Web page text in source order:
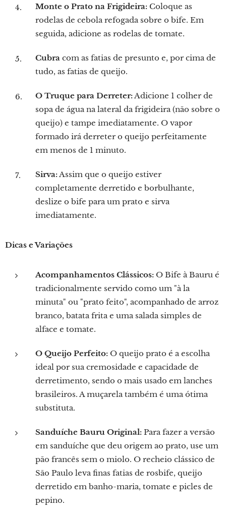
Monte o Prato na Frigideira: Coloque as
rodelas de cebola refogada sobre o bife. Em
seguida, adicione as rodelas de tomate.
Cubra com as fatias de presunto e, por cima de
tudo, as fatias de queijo.
O Truque para Derreter:Adicione 1 colher de
sopa de água na lateral da frigideira (não sobre o
queijo) e tampe imediatamente. O vapor
formado irá derreter o queijo perfeitamente
em menos de 1 minuto.
Sirva:Assim que o queijo estiver
completamente derretido e borbulhante,
deslize o bife para um prato e sirva
imediatamente.
Dicas e Variações
Acompanhamentos Clássicos: O Bife à Bauru é
tradicionalmente servido como um "à la
minuta" ou "prato feito", acompanhado de arroz
branco, batata frita e uma salada simples de
alface e tomate.
O Queijo Perfeito: O queijo prato é a escolha
ideal por sua cremosidade e capacidade de
derretimento, sendo o mais usado em lanches
brasileiros. A muçarela também é uma ótima
substituta.
Sanduíche Bauru Original: Para fazer a versão
em sanduíche que deu origem ao prato, use um
pão francês sem o miolo. O recheio clássico de
São Paulo leva finas fatias de rosbife, queijo
derretido em banho-maria, tomate e picles de
pepino.